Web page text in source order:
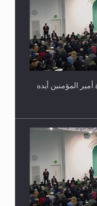
المؤمنين أيده